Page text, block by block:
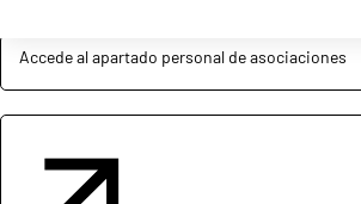
Accede al apartado personal de asociaciones